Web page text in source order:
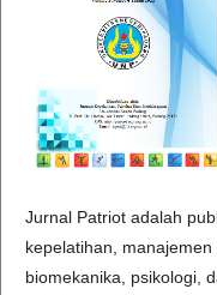
Jurnal Patriot adalah
kepelatihan,
biomekanika, psikologi,